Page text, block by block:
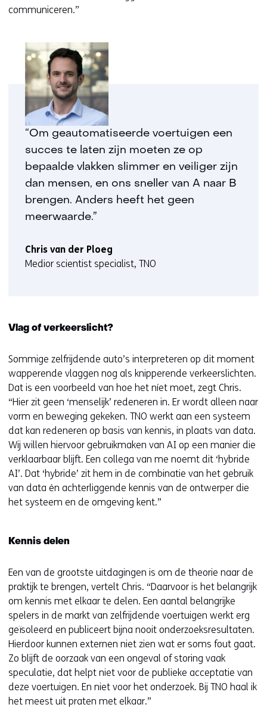
communiceren.”
“Om geautomatiseerde voertuigen een
succes te laten zijn moeten ze op
bepaalde vlakken slimmer en veiliger zijn
dan mensen, en ons sneller van A naar B
brengen. Anders heeft het geen
meerwaarde.”
Chris van der Ploeg
Medior scientist specialist, TNO
Vlag of verkeerslicht?
Sommige zelfrijdende auto’s interpreteren op dit moment
wapperende vlaggen nog als knipperende verkeerslichten.
Dat is een voorbeeld van hoe het níet moet, zegt Chris.
“Hier zit geen ‘menselijk’ redeneren in. Er wordt alleen naar
vorm en beweging gekeken. TNO werkt aan een systeem
dat kan redeneren op basis van kennis, in plaats van data.
Wij willen hiervoor gebruikmaken van AI op een manier die
verklaarbaar blijft. Een collega van me noemt dit ‘hybride
AI’. Dat ‘hybride’ zit hem in de combinatie van het gebruik
van data én achterliggende kennis van de ontwerper die
het systeem en de omgeving kent.”
Kennis delen
Een van de grootste uitdagingen is om de theorie naar de
praktijk te brengen, vertelt Chris. “Daarvoor is het belangrijk
om kennis met elkaar te delen. Een aantal belangrijke
spelers in de markt van zelfrijdende voertuigen werkt erg
geïsoleerd en publiceert bijna nooit onderzoeksresultaten.
Hierdoor kunnen externen niet zien wat er soms fout gaat.
Zo blijft de oorzaak van een ongeval of storing vaak
speculatie, dat helpt niet voor de publieke acceptatie van
deze voertuigen. En niet voor het onderzoek. Bij TNO haal ik
het meest uit praten met elkaar.”